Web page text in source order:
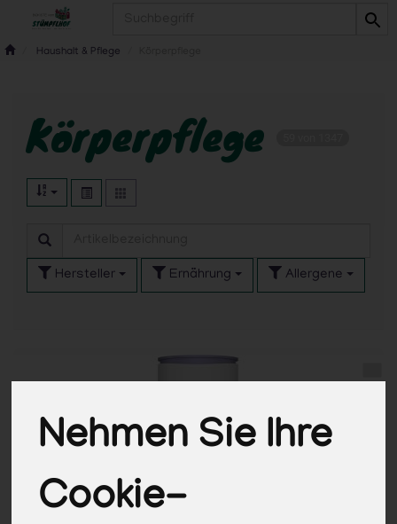
Nehmen Sie Ihre
Cookie-
Haushalt & Pflege
Körperpflege
Hersteller Ernährung Allergene